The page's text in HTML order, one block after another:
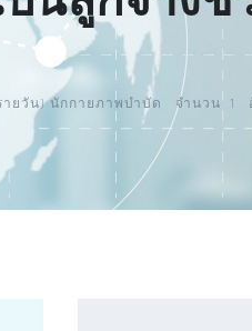
รายวัน) นักกายภาพบำบัด จำนวน 1